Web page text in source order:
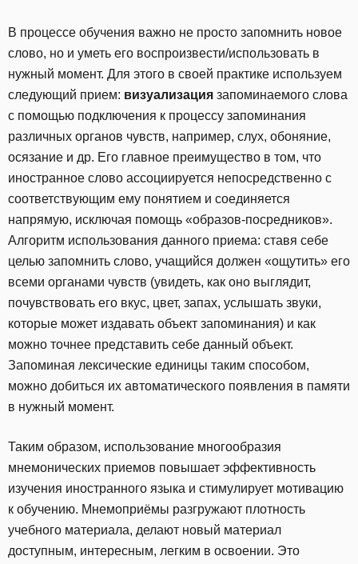
В процессе обучения важно не просто запомнить новое
слово, но и уметь его воспроизвести/использовать в
нужный момент. Для этого в своей практике используем
следующий прием: визуализация запоминаемого слова
с помощью подключения к процессу запоминания
различных органов чувств, например, слух, обоняние,
осязание и др. Его главное преимущество в том, что
иностранное слово ассоциируется непосредственно с
соответствующим ему понятием и соединяется
напрямую, исключая помощь «образов-посредников».
Алгоритм использования данного приема: ставя себе
целью запомнить слово, учащийся должен «ощутить» его
всеми органами чувств (увидеть, как оно выглядит,
почувствовать его вкус, цвет, запах, услышать звуки,
которые может издавать объект запоминания) и как
можно точнее представить себе данный объект.
Запоминая лексические единицы таким способом,
можно добиться их автоматического появления в памяти
в нужный момент.
Таким образом, использование многообразия
мнемонических приемов повышает эффективность
изучения иностранного языка и стимулирует мотивацию
к обучению. Мнемоприёмы разгружают плотность
учебного материала, делают новый материал
доступным, интересным, легким в освоении. Это